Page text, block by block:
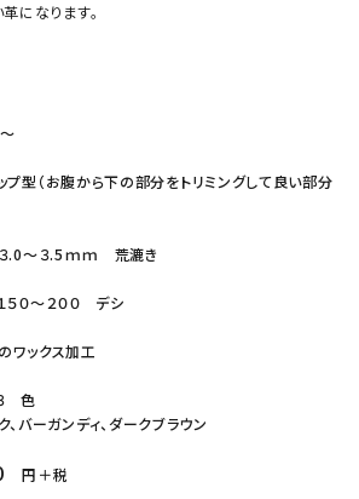
になります。
プ型（お腹から下の部分をトリミングして良い部分
.0～３.5ｍｍ 荒漉き
０～２００ デシ
ワックス加工
色
ディ、ダークブラウン
円＋税